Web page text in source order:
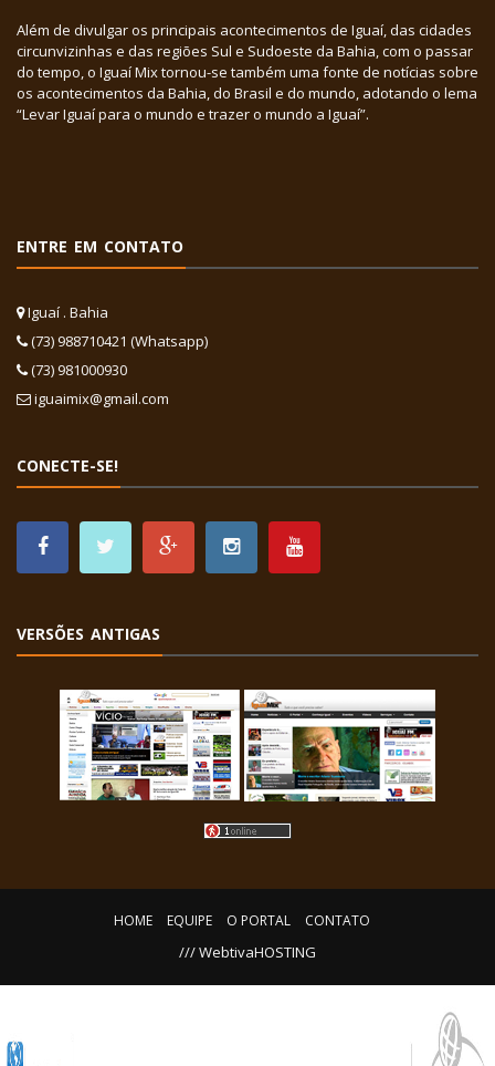
Além de divulgar os principais acontecimentos de Iguaí, das cidades
circunvizinhas e das regiões Sul e Sudoeste da Bahia, com o passar
do tempo, o Iguaí Mix tornou-se também uma fonte de notícias sobre
os acontecimentos da Bahia, do Brasil e do mundo, adotando o lema
“Levar Iguaí para o mundo e trazer o mundo a Iguaí”.
ENTRE EM CONTATO
Iguaí . Bahia
(73) 988710421 (Whatsapp)
(73) 981000930
iguaimix@gmail.com
CONECTE-SE!
VERSÕES ANTIGAS
HOME EQUIPE O PORTAL CONTATO
/// WebtivaHOSTING